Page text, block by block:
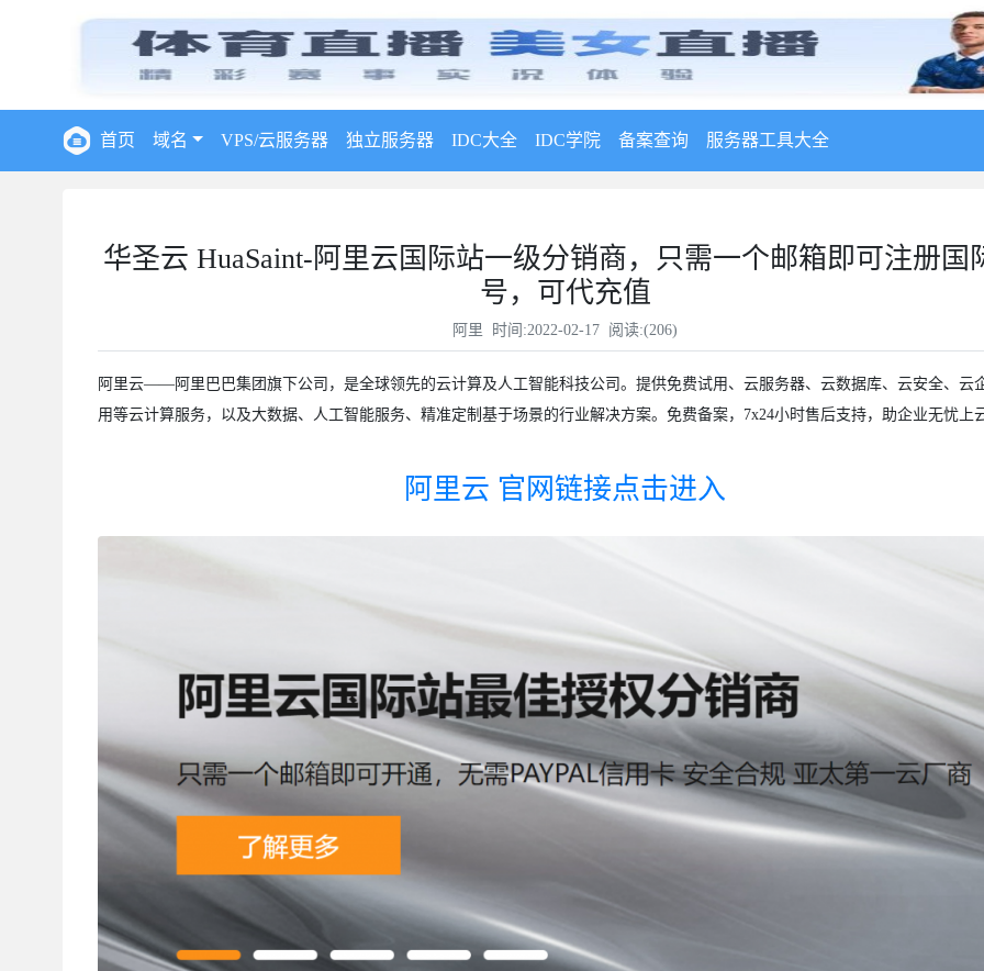
首页 域名 VPS/云服务器 独立服务器 IDC大全 IDC学院 备案查询 服务器工具大全
华圣云 HuaSaint-阿里云国际站一级分销商，只需一个邮箱即可注册国
号，可代充值
阿里 时间:2022-02-17 阅读:(206)
阿里云——阿里巴巴集团旗下公司，是全球领先的云计算及人工智能科技公司。提供免费试用、云服务器、云数据库、云安全、云
用等云计算服务，以及大数据、人工智能服务、精准定制基于场景的行业解决方案。免费备案，7x24小时售后支持，助企业无忧上
阿里云 官网链接点击进入